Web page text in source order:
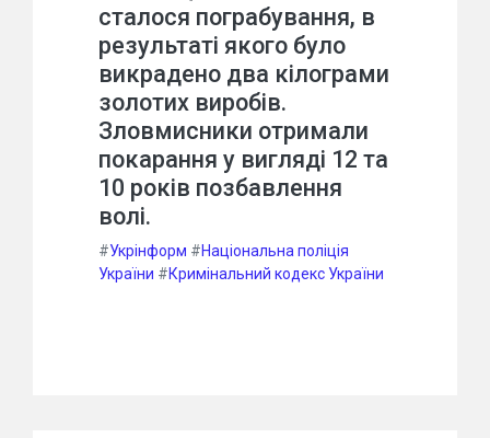
сталося пограбування, в
результаті якого було
викрадено два кілограми
золотих виробів.
Зловмисники отримали
покарання у вигляді 12 та
10 років позбавлення
волі.
#Укрінформ #Національна поліція
України #Кримінальний кодекс України